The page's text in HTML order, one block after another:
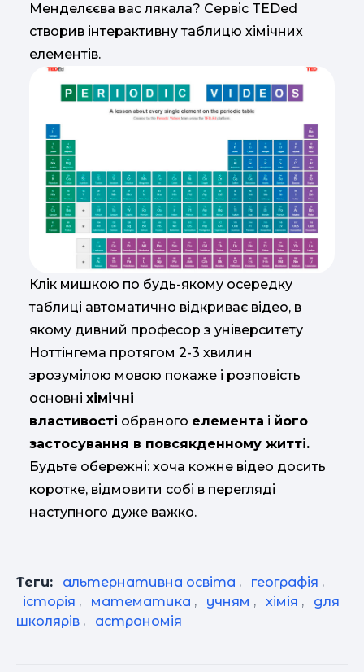
Менделєєва вас лякала? Сервіс TEDed
створив інтерактивну таблицю хімічних
елементів.
Клік мишкою по будь-якому осередку
таблиці автоматично відкриває відео, в
якому дивний професор з університету
Ноттінгема протягом 2-3 хвилин
зрозумілою мовою покаже і розповість
основні хімічні
властивості обраного елемента і його
застосування в повсякденному житті.
Будьте обережні: хоча кожне відео досить
коротке, відмовити собі в перегляді
наступного дуже важко.
Теги: альтернативна освіта , географія ,
історія , математика , учням , хімія ,
для
школярів , астрономія